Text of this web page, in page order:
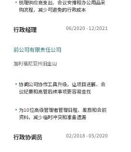
• 梳理供应商支出、会议安排和办公用品采
购流程，减少可避免的行政成本
行政经理 06/2020 - 12/2021
前公司有限责任公司
加利福尼亚州旧金山
• 协调公司协作工具升级，让项目进展、会
议纪要和高管后续事项更容易查找
• 为10位高级管理者管理日程、差旅和会前
资料，减少临时冲突和准备遗漏
行政协调员 02/2018 - 05/2020